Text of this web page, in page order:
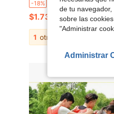
-18% Banda elástica de tirachinas duradera de alta elasticidad, material de caucho natural, accesorio de disparo de alta precisión, adecuado
$1.73
1 otros vendedores
de tu
sobre las
"Administrar
Administrar